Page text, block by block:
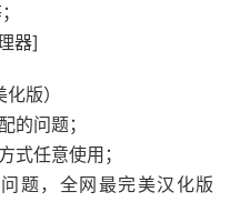
器]
版）
的问题；
式任意使用；
题，全网最完美汉化版